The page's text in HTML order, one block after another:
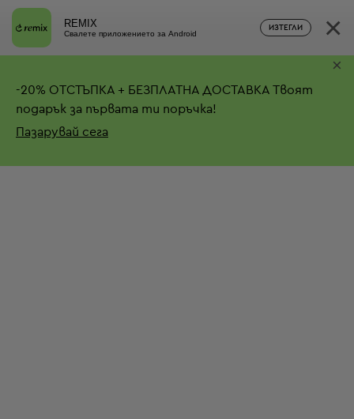
REMIX
Свалете приложението за Android
ИЗТЕГЛИ ×
-20% ОТСТЪПКА + БЕЗПЛАТНА ДОСТАВКА Твоят
подарък за първата ти поръчка!
Пазарувай сега
×